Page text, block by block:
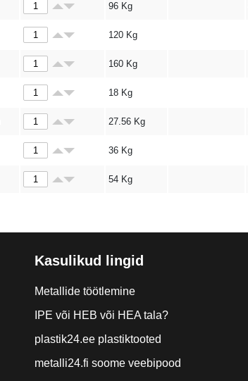
96 Kg
120 Kg
160 Kg
18 Kg
27.56 Kg
36 Kg
54 Kg
Kasulikud lingid
Metallide töötlemine
IPE või HEB või HEA tala?
plastik24.ee plastiktooted
metalli24.fi soome veebipood